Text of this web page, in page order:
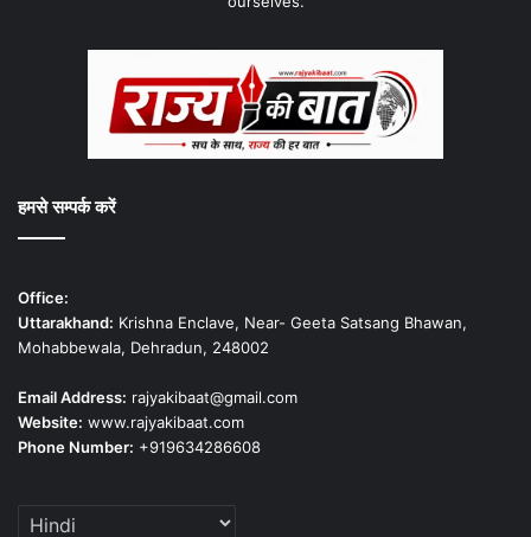
हमसे सम्पर्क करें
Office:
Uttarakhand: Krishna Enclave, Near- Geeta Satsang Bhawan,
Mohabbewala, Dehradun, 248002
Email Address: rajyakibaat@gmail.com
Website: www.rajyakibaat.com
Phone Number: +919634286608